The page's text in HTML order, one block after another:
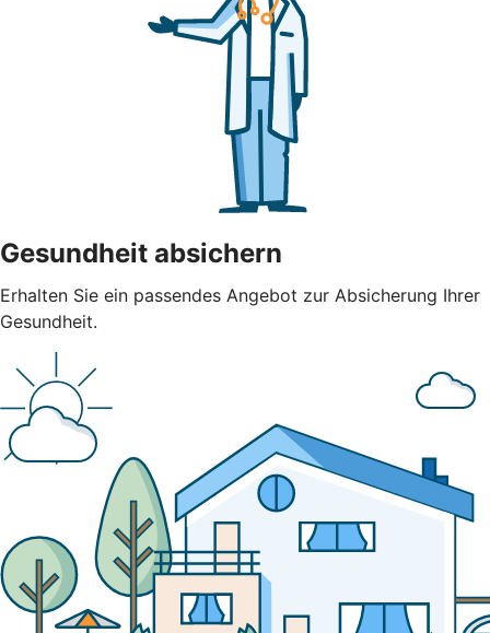
Gesundheit absichern
Erhalten Sie ein passendes Angebot zur Absicherung Ihrer
Gesundheit.